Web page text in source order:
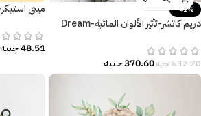
-41%
دريم كاتشر-تأثير الألوان المائية-Dream
632.20جنيه370.60جنيه
48.51جنيه